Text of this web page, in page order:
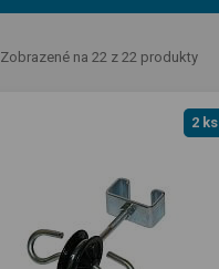
Zobrazené na 22 z 22 produkty
2 ks